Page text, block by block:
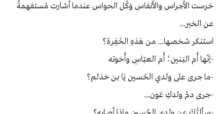
خرست الأجراس والأنفاس وَكُل الحواس عندما أشارت مُستفهمةً
عن الخبر...
استنكر شخصها... من هٰذهِ الخَفِرة؟
-إنّها أُم البَـنين؛ أُم العبّاسِ وأُخوته
-ما جرى على ولدي الحُسين يَا بن حَذلم؟
-جرى دمُ ولدكِ عَون...